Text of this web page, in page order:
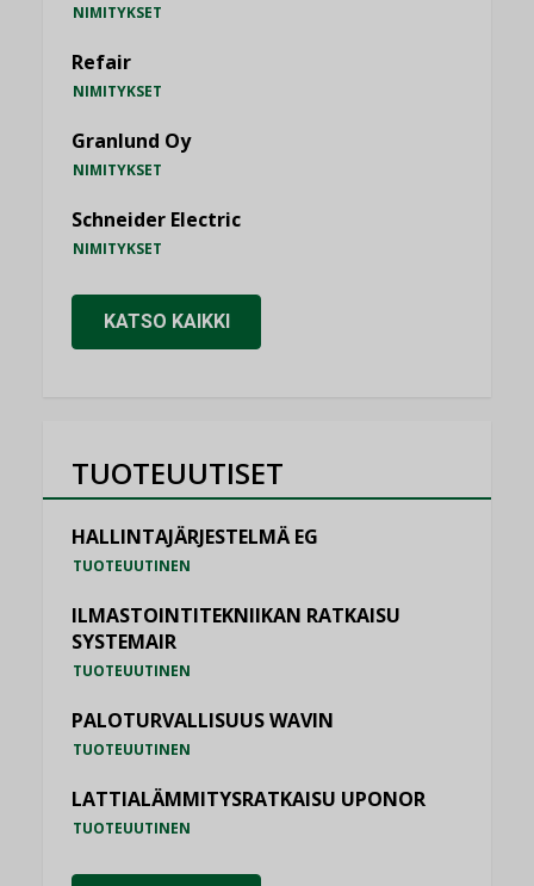
NIMITYKSET
Refair
NIMITYKSET
Granlund Oy
NIMITYKSET
Schneider Electric
NIMITYKSET
KATSO KAIKKI
TUOTEUUTISET
HALLINTAJÄRJESTELMÄ EG
TUOTEUUTINEN
ILMASTOINTITEKNIIKAN RATKAISU
SYSTEMAIR
TUOTEUUTINEN
PALOTURVALLISUUS WAVIN
TUOTEUUTINEN
LATTIALÄMMITYSRATKAISU UPONOR
TUOTEUUTINEN